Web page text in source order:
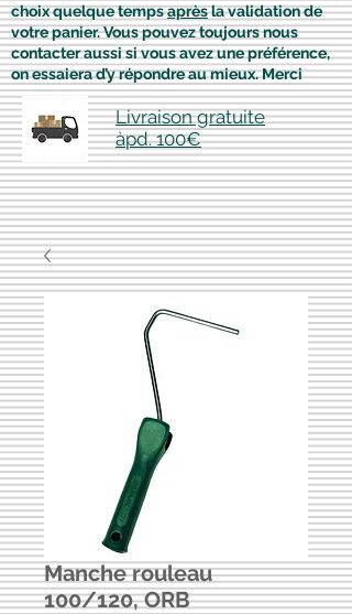
choix quelque tempsaprèsla validation de
votre panier. Vous pouvez toujours nous
contacter aussi si vous avez une préférence,
on essaiera d’y répondre au mieux. Merci
Livraison gratuite
àpd. 100€
Manche rouleau
100/120, ORB